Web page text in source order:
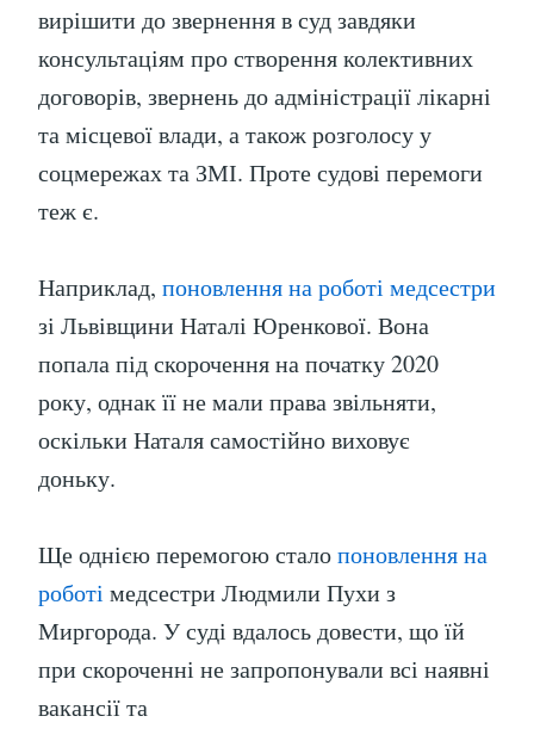
вирішити до звернення в суд завдяки
консультаціям про створення колективних
договорів, звернень до адміністрації лікарні
та місцевої влади, а також розголосу у
соцмережах та ЗМІ. Проте судові перемоги
теж є.
Наприклад, поновлення на роботі медсестри
зі Львівщини Наталі Юренкової. Вона
попала під скорочення на початку 2020
року, однак її не мали права звільняти,
оскільки Наталя самостійно виховує
доньку.
Ще однією перемогою сталопоновлення на
роботі медсестри Людмили Пухи з
Миргорода. У суді вдалось довести, що їй
при скороченні не запропонували всі наявні
вакансії та